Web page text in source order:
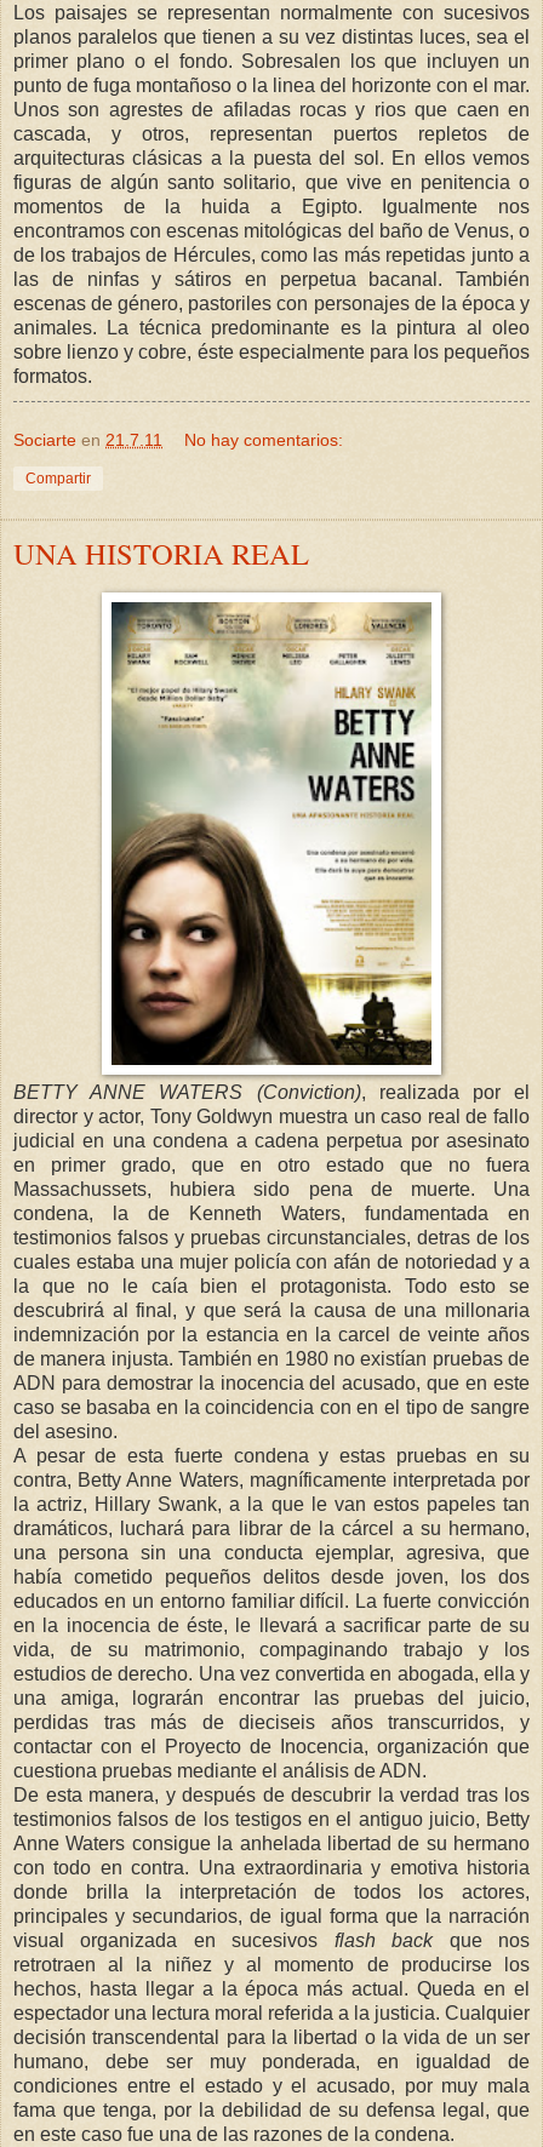
Los paisajes se representan normalmente con sucesivos
planos paralelos que tienen a su vez distintas luces, sea el
primer plano o el fondo. Sobresalen los que incluyen un
punto de fuga montañoso o la linea del horizonte con el mar.
Unos son agrestes de afiladas rocas y rios que caen en
cascada, y otros, representan puertos repletos de
arquitecturas clásicas a la puesta del sol. En ellos vemos
figuras de algún santo solitario, que vive en penitencia o
momentos de la huida a Egipto. Igualmente nos
encontramos con escenas mitológicas del baño de Venus, o
de los trabajos de Hércules, como las más repetidas junto a
las de ninfas y sátiros en perpetua bacanal. También
escenas de género, pastoriles con personajes de la época y
animales. La técnica predominante es la pintura al oleo
sobre lienzo y cobre, éste especialmente para los pequeños
formatos.
Sociarte en 21.7.11 No hay comentarios:
Compartir
UNA HISTORIA REAL
BETTY ANNE WATERS (Conviction), realizada por el
director y actor, Tony Goldwyn muestra un caso real de fallo
judicial en una condena a cadena perpetua por asesinato
en primer grado, que en otro estado que no fuera
Massachussets, hubiera sido pena de muerte. Una
condena, la de Kenneth Waters, fundamentada en
testimonios falsos y pruebas circunstanciales, detras de los
cuales estaba una mujer policía con afán de notoriedad y a
la que no le caía bien el protagonista. Todo esto se
descubrirá al final, y que será la causa de una millonaria
indemnización por la estancia en la carcel de veinte años
de manera injusta. También en 1980 no existían pruebas de
ADN para demostrar la inocencia del acusado, que en este
caso se basaba en la coincidencia con en el tipo de sangre
del asesino.
A pesar de esta fuerte condena y estas pruebas en su
contra, Betty Anne Waters, magníficamente interpretada por
la actriz, Hillary Swank, a la que le van estos papeles tan
dramáticos, luchará para librar de la cárcel a su hermano,
una persona sin una conducta ejemplar, agresiva, que
había cometido pequeños delitos desde joven, los dos
educados en un entorno familiar difícil. La fuerte convicción
en la inocencia de éste, le llevará a sacrificar parte de su
vida, de su matrimonio, compaginando trabajo y los
estudios de derecho. Una vez convertida en abogada, ella y
una amiga, lograrán encontrar las pruebas del juicio,
perdidas tras más de dieciseis años transcurridos, y
contactar con el Proyecto de Inocencia, organización que
cuestiona pruebas mediante el análisis de ADN.
De esta manera, y después de descubrir la verdad tras los
testimonios falsos de los testigos en el antiguo juicio, Betty
Anne Waters consigue la anhelada libertad de su hermano
con todo en contra. Una extraordinaria y emotiva historia
donde brilla la interpretación de todos los actores,
principales y secundarios, de igual forma que la narración
visual organizada en sucesivos flash backque nos
retrotraen al la niñez y al momento de producirse los
hechos, hasta llegar a la época más actual. Queda en el
espectador una lectura moral referida a la justicia. Cualquier
decisión transcendental para la libertad o la vida de un ser
humano, debe ser muy ponderada, en igualdad de
condiciones entre el estado y el acusado, por muy mala
fama que tenga, por la debilidad de su defensa legal, que
en este caso fue una de las razones de la condena.